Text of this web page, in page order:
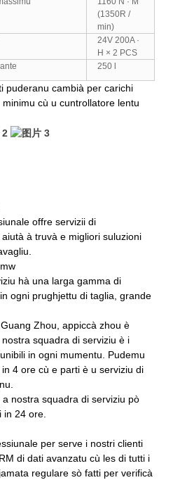
(1350R /
min)
24V 200A ·
H × 2 PCS
250 l
puderanu cambià per carichi
cù u cuntrollatore lentu
offre servizii di
à truvà e migliori suluzioni
hà una larga gamma di
ogni prughjettu di taglia, grande
Zhou, appiccà zhou è
squadra di serviziu è i
in ogni mumentu. Pudemu
4 ore cù e parti è u serviziu di
nostra squadra di serviziu pò
in 24 ore.
per serve i nostri clienti
di dati avanzatu cù les di tutti i
regulare sò fatti per verificà